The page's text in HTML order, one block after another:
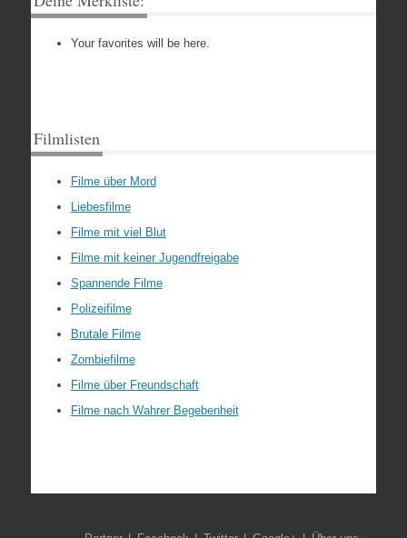
Your favorites will be here.
Filmlisten
Filme über Mord
Liebesfilme
Filme mit viel Blut
Filme mit keiner Jugendfreigabe
Spannende Filme
Polizeifilme
Brutale Filme
Zombiefilme
Filme über Freundschaft
Filme nach Wahrer Begebenheit